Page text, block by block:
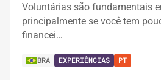
Voluntárias são fundamentais
principalmente se você tem
financei…
BRA EXPERIÊNCIAS PT